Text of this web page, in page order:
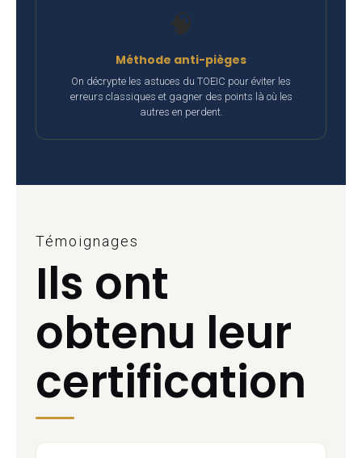
🧠
Méthode anti-pièges
On décrypte les astuces du TOEIC pour éviter les
erreurs classiques et gagner des points là où les
autres en perdent.
Témoignages
Ils ont
obtenu leur
certification